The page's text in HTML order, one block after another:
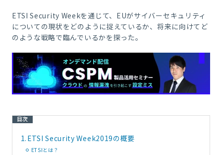
ETSI Security Weekを通じて、 EUがサイバーセキュリティ
についての現状をどのように捉えているか、将来に向けてど
のような戦略で臨んでいるかを探った。
目次
1. ETSI Security Week2019の概要
ETSIとは？